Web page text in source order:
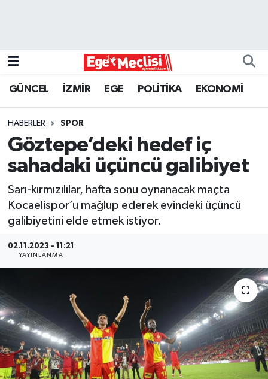
GÜNCEL İZMİR EGE POLİTİKA EKONOMİ
HABERLER SPOR
Göztepe’deki hedef iç
sahadaki üçüncü galibiyet
Sarı-kırmızılılar, hafta sonu oynanacak maçta
Kocaelispor’u mağlup ederek evindeki üçüncü
galibiyetini elde etmek istiyor.
02.11.2023 - 11:21
YAYINLANMA
GÜNCEL
İZMİR
ÖZEL HABER
Programlar
SPOR